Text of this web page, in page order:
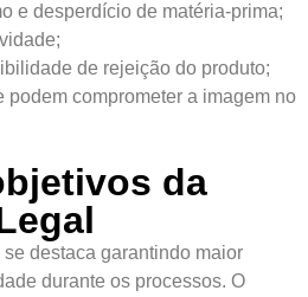
e desperdício de matéria-prima;
de rejeição do produto;
podem comprometer a imagem no
da
destaca garantindo maior
durante os processos. O